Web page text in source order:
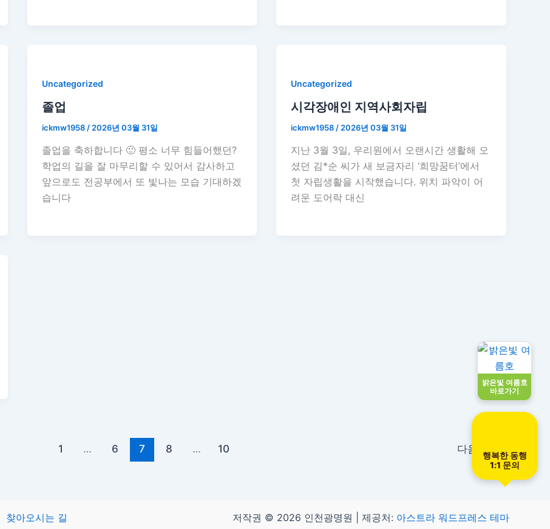
밝은빛 여름호
바로가기
Uncategorized
졸업
ickmw1958 / 2026년 03월 31일
졸업을 축하합니다 🙂 평소 너무 힘들어했던?
학업의 길을 잘 마무리할 수 있어서 감사하고
앞으로도 전공부에서 또 빛나는 모습 기대하겠
습니다
Uncategorized
시각장애인 지역사회자립
ickmw1958 / 2026년 03월 31일
지난 3월 3일, 우리원에서 오랜시간 생활해 오
셨던 김*순 씨가 새 보금자리 ‘희망꿈터’에서
첫 자립생활을 시작했습니다. 위치 파악이 어
려운 도어락 대신
1 … 6 7 8 … 10 다음
찾아오시는 길 저작권 © 2026 인천광명원 | 제공처: 아스트라 워드프레스 테마
행복한 동행
1:1 문의